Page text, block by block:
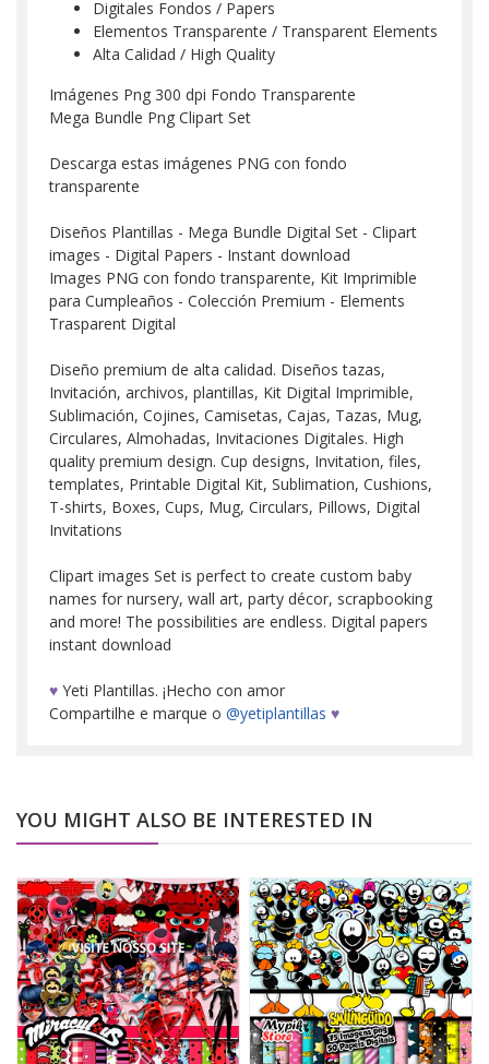
Digitales Fondos / Papers
Elementos Transparente / Transparent Elements
Alta Calidad / High Quality
Imágenes Png 300 dpi Fondo Transparente
Mega Bundle Png Clipart Set
Descarga estas imágenes PNG con fondo
transparente
Diseños Plantillas - Mega Bundle Digital Set - Clipart
images - Digital Papers - Instant download
Images PNG con fondo transparente, Kit Imprimible
para Cumpleaños - Colección Premium - Elements
Trasparent Digital
Diseño premium de alta calidad. Diseños tazas,
Invitación, archivos, plantillas, Kit Digital Imprimible,
Sublimación, Cojines, Camisetas, Cajas, Tazas, Mug,
Circulares, Almohadas, Invitaciones Digitales. High
quality premium design. Cup designs, Invitation, files,
templates, Printable Digital Kit, Sublimation, Cushions,
T-shirts, Boxes, Cups, Mug, Circulars, Pillows, Digital
Invitations
Clipart images Set is perfect to create custom baby
names for nursery, wall art, party décor, scrapbooking
and more! The possibilities are endless. Digital papers
instant download
♥ Yeti Plantillas. ¡Hecho con amor
Compartilhe e marque o @yetiplantillas ♥
YOU MIGHT ALSO BE INTERESTED IN